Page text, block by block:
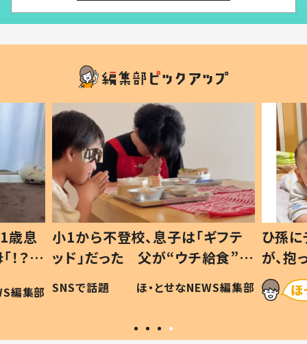
歳息
？」
編集部
小1から不登校、息子は「ギフテ
ッド」だった 父が“ウチ給食”を
作り続ける理由とは #令和の親
#令和の子
SNSで話題 ほ・とせなNEWS編集部
ひ孫
が、
「涙が
い」